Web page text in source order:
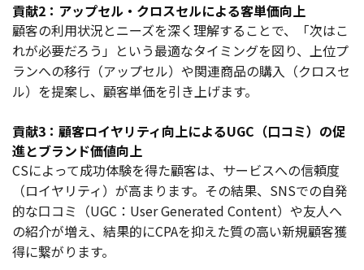
貢献2：アップセル・クロスセルによる客単価向上
顧客の利用状況とニーズを深く理解することで、「次はこ
れが必要だろう」という最適なタイミングを図り、上位プ
ランへの移行（アップセル）や関連商品の購入（クロスセ
ル）を提案し、顧客単価を引き上げます。
貢献3：顧客ロイヤリティ向上によるUGC（口コミ）の促
進とブランド価値向上
CSによって成功体験を得た顧客は、サービスへの信頼度
（ロイヤリティ）が高まります。その結果、SNSでの自発
的な口コミ（UGC：User Generated Content）や友人へ
の紹介が増え、結果的にCPAを抑えた質の高い新規顧客獲
得に繋がります。